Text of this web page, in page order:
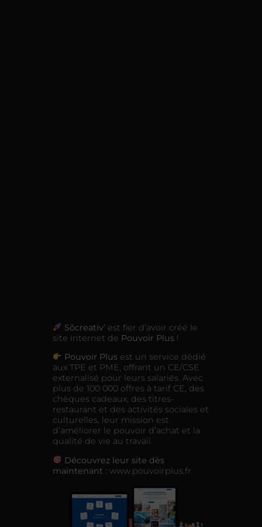
Sõcreativ’ est fier d’avoir créé le
site internet de Pouvoir Plus!
Pouvoir Plusest un service dédié
aux TPE et PME, offrant un CE/CSE
externalisé pour leurs salariés. Avec
plus de 100 000 offres à tarif CE, des
chèques cadeaux, des titres-
restaurant et des activités sociales et
culturelles, leur mission est
d’améliorer le pouvoir d’achat et la
qualité de vie au travail.
Découvrez leur site dès
maintenant : www.pouvoirplus.fr